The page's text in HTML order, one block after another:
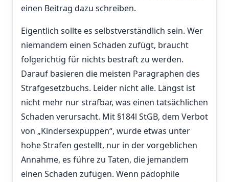
einen Beitrag dazu schreiben.
Eigentlich sollte es selbstverständlich sein. Wer
niemandem einen Schaden zufügt, braucht
folgerichtig für nichts bestraft zu werden.
Darauf basieren die meisten Paragraphen des
Strafgesetzbuchs. Leider nicht alle. Längst ist
nicht mehr nur strafbar, was einen tatsächlichen
Schaden verursacht. Mit §184l StGB, dem Verbot
von „Kindersexpuppen“, wurde etwas unter
hohe Strafen gestellt, nur in der vorgeblichen
Annahme, es führe zu Taten, die jemandem
einen Schaden zufügen. Wenn pädophile